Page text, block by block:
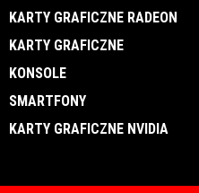
KARTY GRAFICZNE RADEON
KARTY GRAFICZNE
KONSOLE
SMARTFONY
KARTY GRAFICZNE NVIDIA